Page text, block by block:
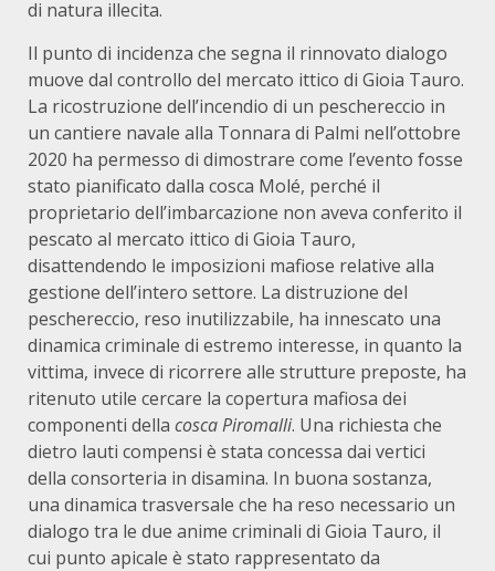
di natura illecita.
Il punto di incidenza che segna il rinnovato dialogo
muove dal controllo del mercato ittico di Gioia Tauro.
La ricostruzione dell’incendio di un peschereccio in
un cantiere navale alla Tonnara di Palmi nell’ottobre
2020 ha permesso di dimostrare come l’evento fosse
stato pianificato dalla cosca Molé, perché il
proprietario dell’imbarcazione non aveva conferito il
pescato al mercato ittico di Gioia Tauro,
disattendendo le imposizioni mafiose relative alla
gestione dell’intero settore. La distruzione del
peschereccio, reso inutilizzabile, ha innescato una
dinamica criminale di estremo interesse, in quanto la
vittima, invece di ricorrere alle strutture preposte, ha
ritenuto utile cercare la copertura mafiosa dei
componenti della cosca Piromalli. Una richiesta che
dietro lauti compensi è stata concessa dai vertici
della consorteria in disamina. In buona sostanza,
una dinamica trasversale che ha reso necessario un
dialogo tra le due anime criminali di Gioia Tauro, il
cui punto apicale è stato rappresentato da